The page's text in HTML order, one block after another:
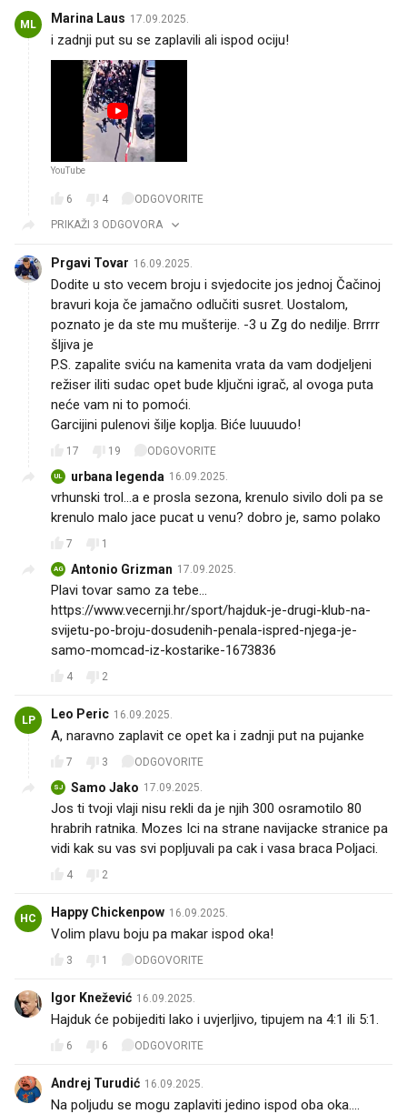
ML Marina Laus 17.09.2025.
i zadnji put su se zaplavili ali ispod ociju!
YouTube
6 4
ODGOVORITE
PRIKAŽI 3 ODGOVORA
Prgavi Tovar 16.09.2025.
Dodite u sto vecem broju i svjedocite jos jednoj Čačinoj
bravuri koja če jamačno odlučiti susret. Uostalom,
poznato je da ste mu mušterije. -3 u Zg do nedilje. Brrrr
šljiva je 😂
P.S. zapalite sviću na kamenita vrata da vam dodjeljeni
režiser iliti sudac opet bude ključni igrač, al ovoga puta
neće vam ni to pomoći.
Garcijini pulenovi šilje koplja. Biće luuuudo!
17 19 ODGOVORITE
UL urbana legenda 16.09.2025.
vrhunski trol...a e prosla sezona, krenulo sivilo doli pa se
krenulo malo jace pucat u venu? dobro je, samo polako
7 1
AG Antonio Grizman 17.09.2025.
Plavi tovar samo za tebe...
https://www.vecernji.hr/sport/hajduk-je-drugi-klub-na-
svijetu-po-broju-dosudenih-penala-ispred-njega-je-
samo-momcad-iz-kostarike-1673836
4 2
LP Leo Peric 16.09.2025.
A, naravno zaplavit ce opet ka i zadnji put na pujanke
7 3 ODGOVORITE
SJ Samo Jako 17.09.2025.
Jos ti tvoji vlaji nisu rekli da je njih 300 osramotilo 80
hrabrih ratnika. Mozes Ici na strane navijacke stranice pa
vidi kak su vas svi popljuvali pa cak i vasa braca Poljaci.
4 2
HC Happy Chickenpow 16.09.2025.
Volim plavu boju pa makar ispod oka!
3 1 ODGOVORITE
Igor Knežević 16.09.2025.
Hajduk će pobijediti lako i uvjerljivo, tipujem na 4:1 ili 5:1.
6 6 ODGOVORITE
Andrej Turudić 16.09.2025.
Na poljudu se mogu zaplaviti jedino ispod oba oka....